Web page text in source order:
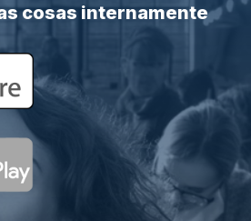
cosas internamente